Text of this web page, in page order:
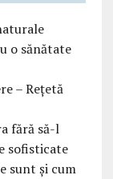
o sănătate
– Rețetă
fără să-l
sofisticate
sunt și cum